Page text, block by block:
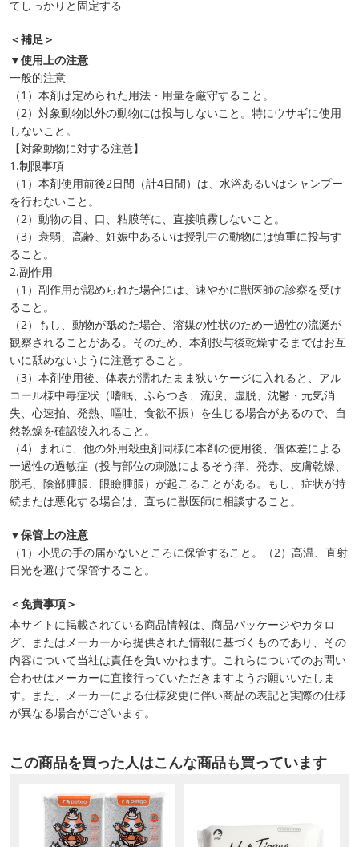
てしっかりと固定する
＜補足＞
▼使用上の注意
一般的注意
（1）本剤は定められた用法・用量を厳守すること。
（2）対象動物以外の動物には投与しないこと。特にウサギに使用
しないこと。
【対象動物に対する注意】
1.制限事項
（1）本剤使用前後2日間（計4日間）は、水浴あるいはシャンプー
を行わないこと。
（2）動物の目、口、粘膜等に、直接噴霧しないこと。
（3）衰弱、高齢、妊娠中あるいは授乳中の動物には慎重に投与す
ること。
2.副作用
（1）副作用が認められた場合には、速やかに獣医師の診察を受け
ること。
（2）もし、動物が舐めた場合、溶媒の性状のため一過性の流涎が
観察されることがある。そのため、本剤投与後乾燥するまではお互
いに舐めないように注意すること。
（3）本剤使用後、体表が濡れたまま狭いケージに入れると、アル
コール様中毒症状（嗜眠、ふらつき、流涙、虚脱、沈鬱・元気消
失、心速拍、発熱、嘔吐、食欲不振）を生じる場合があるので、自
然乾燥を確認後入れること。
（4）まれに、他の外用殺虫剤同様に本剤の使用後、個体差による
一過性の過敏症（投与部位の刺激によるそう痒、発赤、皮膚乾燥、
脱毛、陰部腫脹、眼瞼腫脹）が起こることがある。もし、症状が持
続または悪化する場合は、直ちに獣医師に相談すること。
▼保管上の注意
（1）小児の手の届かないところに保管すること。（2）高温、直射
日光を避けて保管すること。
＜免責事項＞
本サイトに掲載されている商品情報は、商品パッケージやカタロ
グ、またはメーカーから提供された情報に基づくものであり、その
内容について当社は責任を負いかねます。これらについてのお問い
合わせはメーカーに直接行っていただきますようお願いいたしま
す。また、メーカーによる仕様変更に伴い商品の表記と実際の仕様
が異なる場合がございます。
この商品を買った人はこんな商品も買っています